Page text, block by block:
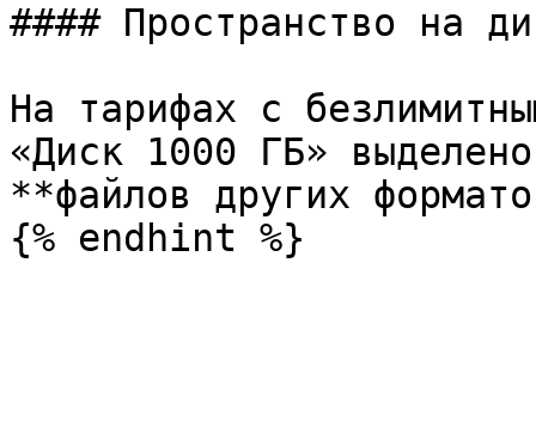
#### Пространство на
На тарифах с
«Диск 1000 ГБ»
**файлов других